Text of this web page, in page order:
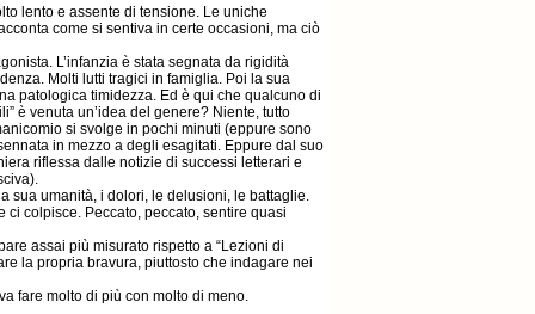
lento e assente di tensione. Le uniche
come si sentiva in certe occasioni, ma ciò
L’infanzia è stata segnata da rigidità
Molti lutti tragici in famiglia. Poi la sua
patologica timidezza. Ed è qui che qualcuno di
è venuta un’idea del genere? Niente, tutto
si svolge in pochi minuti (eppure sono
in mezzo a degli esagitati. Eppure dal suo
riflessa dalle notizie di successi letterari e
sua umanità, i dolori, le delusioni, le battaglie.
colpisce. Peccato, peccato, sentire quasi
assai più misurato rispetto a “Lezioni di
la propria bravura, piuttosto che indagare nei
fare molto di più con molto di meno.